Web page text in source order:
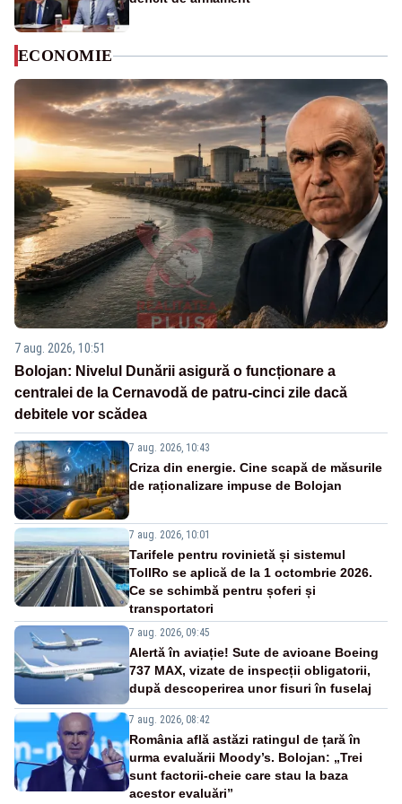
ECONOMIE
7 aug. 2026, 10:51
Bolojan: Nivelul Dunării asigură o funcționare a
centralei de la Cernavodă de patru-cinci zile dacă
debitele vor scădea
7 aug. 2026, 10:43
Criza din energie. Cine scapă de măsurile
de raționalizare impuse de Bolojan
7 aug. 2026, 10:01
Tarifele pentru rovinietă și sistemul
TollRo se aplică de la 1 octombrie 2026.
Ce se schimbă pentru șoferi și
transportatori
7 aug. 2026, 09:45
Alertă în aviație! Sute de avioane Boeing
737 MAX, vizate de inspecții obligatorii,
după descoperirea unor fisuri în fuselaj
7 aug. 2026, 08:42
România află astăzi ratingul de țară în
urma evaluării Moody’s. Bolojan: „Trei
sunt factorii-cheie care stau la baza
acestor evaluări”